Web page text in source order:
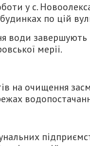
у с.
по цій
води завершують
мерії.
на очищення